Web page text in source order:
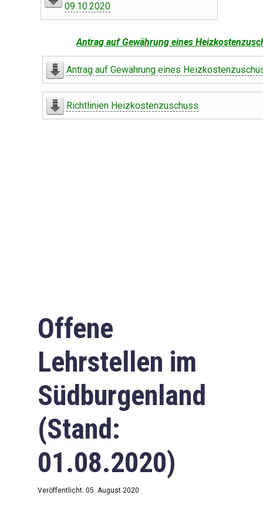
09.10.2020
Antrag auf Gewährung eines
Antrag auf Gewährung eines
Richtlinien Heizkostenzuschuss
Offene
Lehrstellen im
Südburgenland
(Stand:
01.08.2020)
Veröffentlicht: 05. August 2020